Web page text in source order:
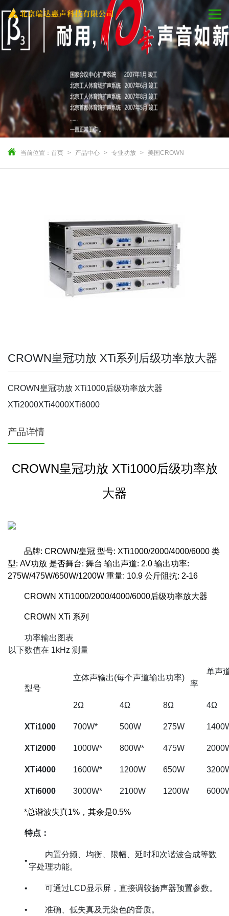
当前位置： 首页 产品中心 专业功放 美国CROWN
CROWN皇冠功放 XTi系列后级功率放大器
CROWN皇冠功放 XTi1000后级功率放大器
XTi2000XTi4000XTi6000
产品详情
CROWN皇冠功放 XTi1000后级功率放
大器
品牌: CROWN/皇冠 型号: XTi1000/2000/4000/6000 类
型: AV功放 是否舞台: 舞台 输出声道: 2.0 输出功率:
275W/475W/650W/1200W 重量: 10.9 公斤阻抗: 2-16
CROWN XTi1000/2000/4000/6000后级功率放大器
CROWN XTi 系列
功率输出图表
以下数值在 1kHz 测量
型号
立体声输出(每个声道输出功率)
单声
率
2Ω 4Ω 8Ω 4Ω
XTi1000 700W* 500W 275W
XTi2000 1000W* 800W* 475W
XTi4000 1600W* 1200W 650W
XTi6000 3000W* 2100W 1200W
*总谐波失真1%，其余是0.5%
特点：
•
内置分频、均衡、限幅、延时和次谐波合成等数
字处理功能。
• 可通过LCD显示屏，直接调较扬声器预置参数。
• 准确、低失真及无染色的音质。